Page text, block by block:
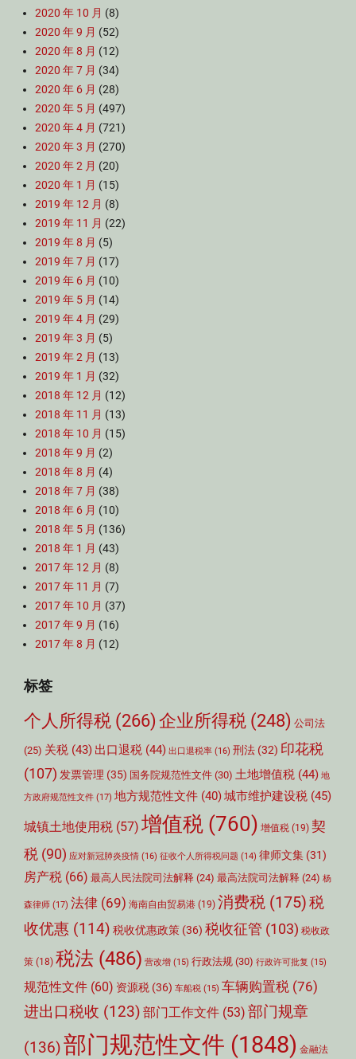
2020 年 10 月 (8)
2020 年 9 月 (52)
2020 年 8 月 (12)
2020 年 7 月 (34)
2020 年 6 月 (28)
2020 年 5 月 (497)
2020 年 4 月 (721)
2020 年 3 月 (270)
2020 年 2 月 (20)
2020 年 1 月 (15)
2019 年 12 月 (8)
2019 年 11 月 (22)
2019 年 8 月 (5)
2019 年 7 月 (17)
2019 年 6 月 (10)
2019 年 5 月 (14)
2019 年 4 月 (29)
2019 年 3 月 (5)
2019 年 2 月 (13)
2019 年 1 月 (32)
2018 年 12 月 (12)
2018 年 11 月 (13)
2018 年 10 月 (15)
2018 年 9 月 (2)
2018 年 8 月 (4)
2018 年 7 月 (38)
2018 年 6 月 (10)
2018 年 5 月 (136)
2018 年 1 月 (43)
2017 年 12 月 (8)
2017 年 11 月 (7)
2017 年 10 月 (37)
2017 年 9 月 (16)
2017 年 8 月 (12)
标签
个人所得税 (266) 企业所得税 (248) 公司法
(25) 关税 (43) 出口退税 (44) 出口退税率 (16) 刑法 (32) 印花税
(107) 发票管理 (35) 国务院规范性文件 (30) 土地增值税 (44) 地
方政府规范性文件 (17) 地方规范性文件 (40)城市维护建设税 (45)
城镇土地使用税 (57) 增值税 (760) 增值税 (19) 契
税 (90) 应对新冠肺炎疫情 (16) 征收个人所得税问题 (14) 律师文集 (31)
房产税 (66) 最高人民法院司法解释 (24) 最高法院司法解释 (24) 杨
森律师 (17) 法律 (69) 海南自由贸易港 (19) 消费税 (175)税
收优惠 (114) 税收优惠政策 (36) 税收征管 (103) 税收政
策 (18) 税法 (486) 营改增 (15) 行政法规 (30) 行政许可批复 (15)
规范性文件 (60) 资源税 (36) 车船税 (15) 车辆购置税 (76)
进出口税收 (123) 部门工作文件 (53) 部门规章
(136)部门规范性文件 (1848) 金融法